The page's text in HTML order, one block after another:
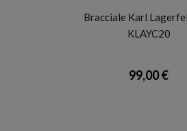
Bracciale Karl
KLAYC20
99,00 €